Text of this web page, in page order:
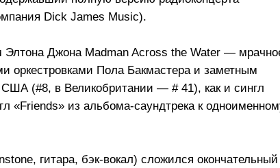
Dick James Music).
Джона Madman Across the Water —
оркестровками Пола Бакмастера и заметным
(#8, в Великобритании — # 41), как и сингл
«Friends» из альбома-саундтрека к
гитара, бэк-вокал) сложился окончательный